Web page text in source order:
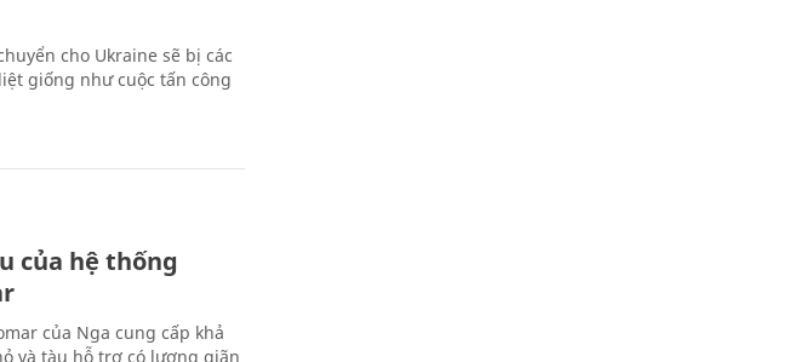
cho Ukraine sẽ bị các
giống như cuộc tấn công
của hệ thống
của Nga cung cấp khả
và tàu hỗ trợ có lượng giãn